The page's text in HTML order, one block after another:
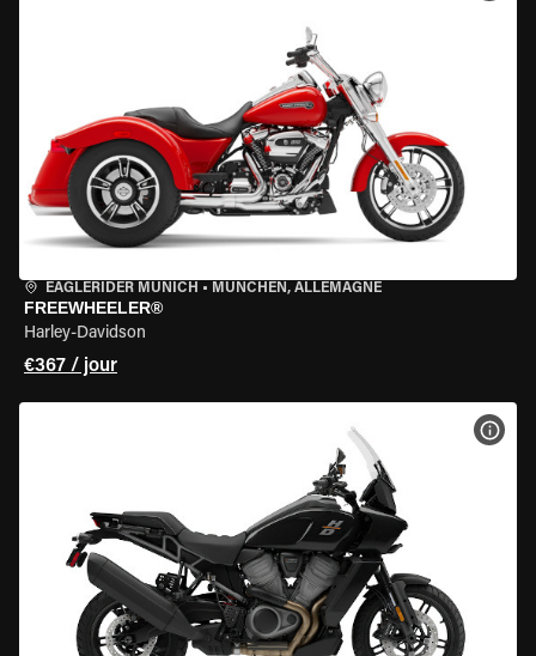
EAGLERIDER MUNICH • MÜNCHEN, ALLEMAGNE
FREEWHEELER®
Harley-Davidson
€367 / jour